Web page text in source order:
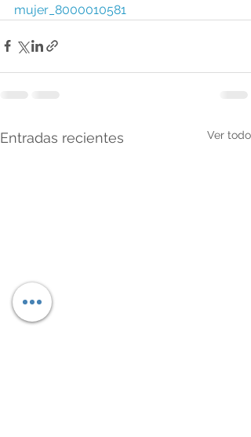
mujer_8000010581
Entradas recientes Ver todo